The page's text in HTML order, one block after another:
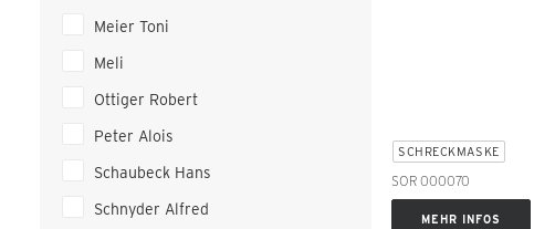
Meier Toni
Meli
Ottiger Robert
Peter Alois
Schaubeck Hans
Schnyder Alfred
SCHRECKMASKE
SOR 000070
MEHR INFOS